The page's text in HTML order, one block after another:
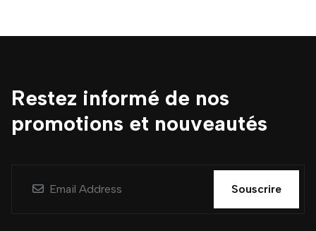
Restez informé de nos
promotions et nouveautés
Souscrire